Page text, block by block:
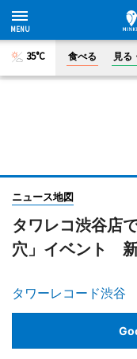
35°C 食べる 見る
ニュース地図
タワレコ渋谷店
穴」イベント
タワーレコード渋谷